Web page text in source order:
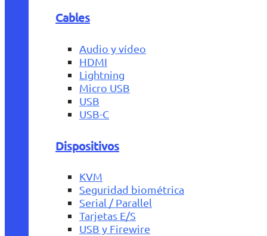
Cables
Audio y vídeo
HDMI
Lightning
Micro USB
USB
USB-C
Dispositivos
KVM
Seguridad biométrica
Serial / Parallel
Tarjetas E/S
USB y Firewire